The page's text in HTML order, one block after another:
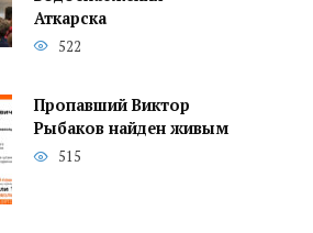
Аткарска
522
Пропавший Виктор
Рыбаков найден живым
515